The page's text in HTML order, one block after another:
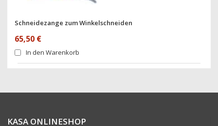
Schneidezange zum Winkelschneiden
65,50 €
In den Warenkorb
KASA ONLINESHOP